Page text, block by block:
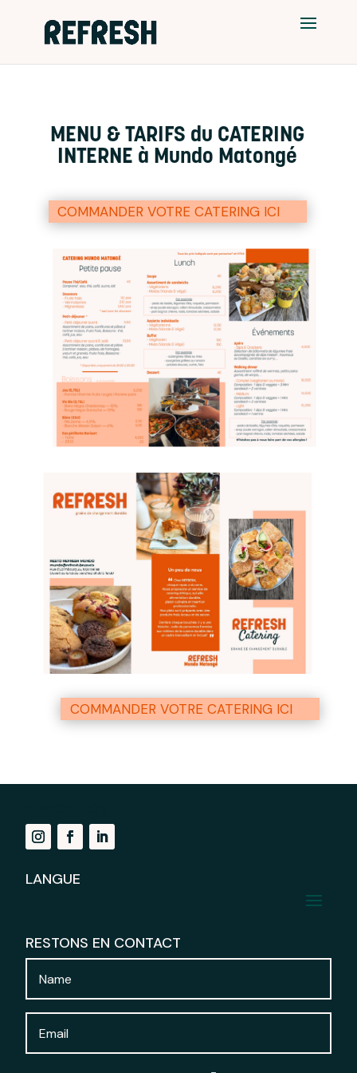
MENU & TARIFS du CATERING
INTERNE à Mundo Matongé
COMMANDER VOTRE CATERING ICI
COMMANDER VOTRE CATERING ICI
LANGUE
RESTONS EN CONTACT